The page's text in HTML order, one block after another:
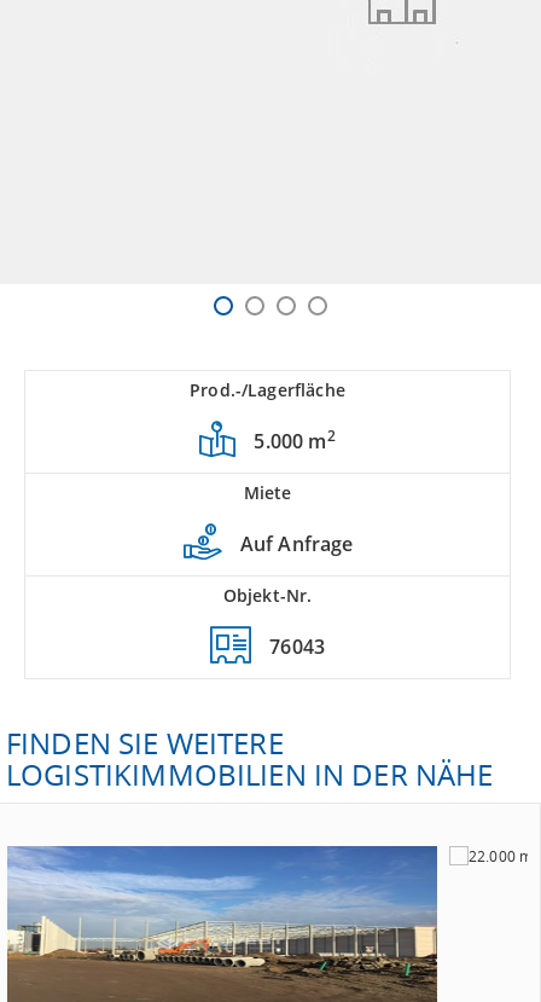
Prod.-/Lagerfläche
5.000 m2
Miete
Auf Anfrage
Objekt-Nr.
76043
FINDEN SIE WEITERE
LOGISTIKIMMOBILIEN IN DER NÄHE